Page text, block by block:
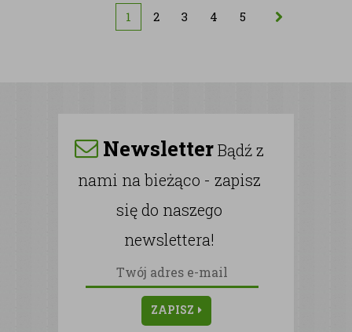
1 2 3 4 5
NewsletterBądź z
nami na bieżąco - zapisz
się do naszego
newslettera!
ZAPISZ